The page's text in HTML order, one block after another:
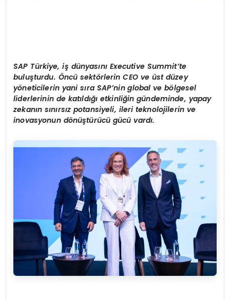
SAP Türkiye, iş dünyasını Executive Summit’te
buluşturdu. Öncü sektörlerin CEO ve üst düzey
yöneticilerin yani sıra SAP’nin global ve bölgesel
liderlerinin de katıldığı etkinliğin gündeminde, yapay
zekanın sınırsız potansiyeli, ileri teknolojilerin ve
inovasyonun dönüştürücü gücü vardı.